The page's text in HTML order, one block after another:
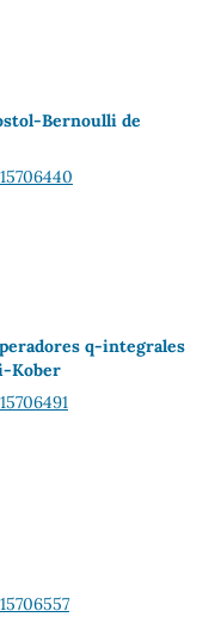
Bernoulli de
q-integrales
Kober